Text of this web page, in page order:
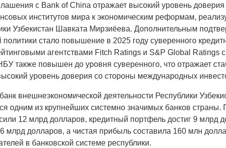
с Bank of China отражает высокий уровень
институтов мира к экономическим реформам,
Узбекистан Шавката Мирзиёева. Дополнительным
политики стало повышение в 2025 году суверенного
агентствами Fitch Ratings и S&P Global Ratings
также повышен до уровня суверенного, что отражает
уровень доверия со стороны международных
внешнеэкономической деятельности Республики
одним из крупнейших системно значимых банков страны.
12 млрд долларов, кредитный портфель достиг 9 млрд
млрд долларов, а чистая прибыль составила 160 млн
в банковской системе республики.